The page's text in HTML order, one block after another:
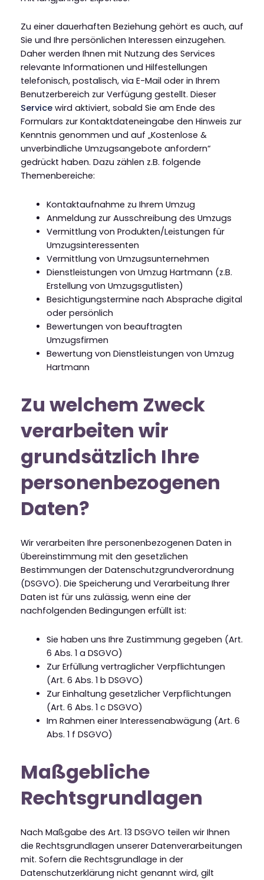
Zu einer dauerhaften Beziehung gehört es auch, auf
Sie und Ihre persönlichen Interessen einzugehen.
Daher werden Ihnen mit Nutzung des Services
relevante Informationen und Hilfestellungen
telefonisch, postalisch, via E-Mail oder in Ihrem
Benutzerbereich zur Verfügung gestellt. Dieser
Service wird aktiviert, sobald Sie am Ende des
Formulars zur Kontaktdateneingabe den Hinweis zur
Kenntnis genommen und auf „Kostenlose &
unverbindliche Umzugsangebote anfordern“
gedrückt haben. Dazu zählen z.B. folgende
Themenbereiche:
Kontaktaufnahme zu Ihrem Umzug
Anmeldung zur Ausschreibung des Umzugs
Vermittlung von Produkten/Leistungen für
Umzugsinteressenten
Vermittlung von Umzugsunternehmen
Dienstleistungen von Umzug Hartmann (z.B.
Erstellung von Umzugsgutlisten)
Besichtigungstermine nach Absprache digital
oder persönlich
Bewertungen von beauftragten
Umzugsfirmen
Bewertung von Dienstleistungen von Umzug
Hartmann
Zu welchem Zweck
verarbeiten wir
grundsätzlich Ihre
personenbezogenen
Daten?
Wir verarbeiten Ihre personenbezogenen Daten in
Übereinstimmung mit den gesetzlichen
Bestimmungen der Datenschutzgrundverordnung
(DSGVO). Die Speicherung und Verarbeitung Ihrer
Daten ist für uns zulässig, wenn eine der
nachfolgenden Bedingungen erfüllt ist:
Sie haben uns Ihre Zustimmung gegeben (Art.
6 Abs. 1 a DSGVO)
Zur Erfüllung vertraglicher Verpflichtungen
(Art. 6 Abs. 1 b DSGVO)
Zur Einhaltung gesetzlicher Verpflichtungen
(Art. 6 Abs. 1 c DSGVO)
Im Rahmen einer Interessenabwägung (Art. 6
Abs. 1 f DSGVO)
Maßgebliche
Rechtsgrundlagen
Nach Maßgabe des Art. 13 DSGVO teilen wir Ihnen
die Rechtsgrundlagen unserer Datenverarbeitungen
mit. Sofern die Rechtsgrundlage in der
Datenschutzerklärung nicht genannt wird, gilt